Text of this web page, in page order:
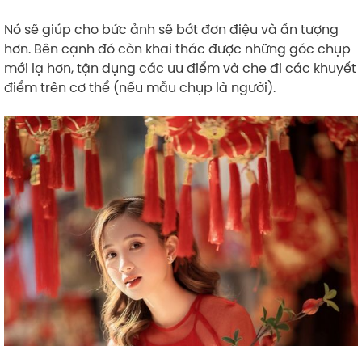
Nó sẽ giúp cho bức ảnh sẽ bớt đơn điệu và ấn tượng
hơn. Bên cạnh đó còn khai thác được những góc chụp
mới lạ hơn, tận dụng các ưu điểm và che đi các khuyết
điểm trên cơ thể (nếu mẫu chụp là người).